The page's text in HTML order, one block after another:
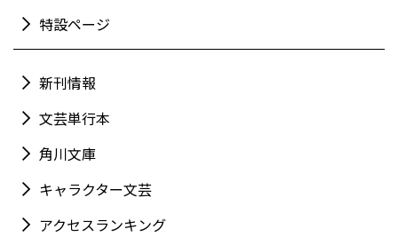
特設ページ
新刊情報
文芸単行本
角川文庫
キャラクター文芸
アクセスランキング